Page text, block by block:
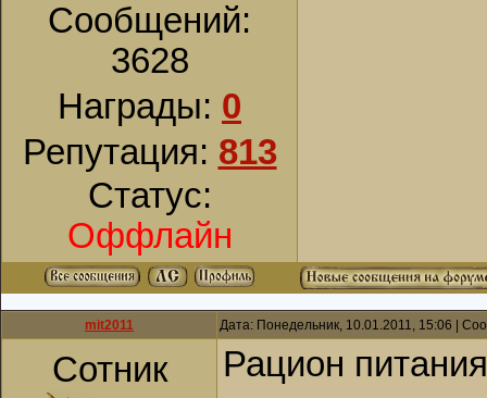
Сообщений:
3628
Награды: 0
Репутация: 813
Статус:
Оффлайн
mit2011 Дата: Понедельник, 10.01.2011, 15:06 |
Сотник
Рацион